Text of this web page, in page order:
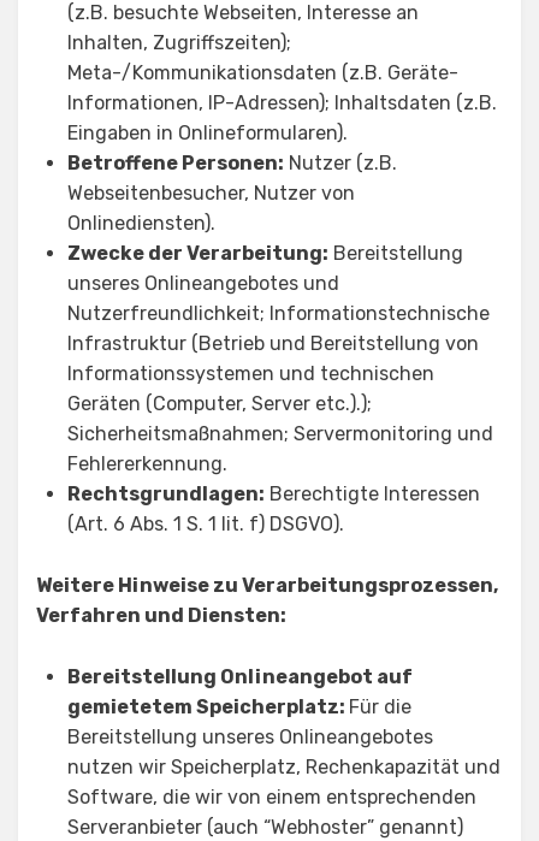
(z.B. besuchte Webseiten, Interesse an
Inhalten, Zugriffszeiten);
Meta-/Kommunikationsdaten (z.B. Geräte-
Informationen, IP-Adressen); Inhaltsdaten (z.B.
Eingaben in Onlineformularen).
Betroffene Personen: Nutzer (z.B.
Webseitenbesucher, Nutzer von
Onlinediensten).
Zwecke der Verarbeitung: Bereitstellung
unseres Onlineangebotes und
Nutzerfreundlichkeit; Informationstechnische
Infrastruktur (Betrieb und Bereitstellung von
Informationssystemen und technischen
Geräten (Computer, Server etc.).);
Sicherheitsmaßnahmen; Servermonitoring und
Fehlererkennung.
Rechtsgrundlagen: Berechtigte Interessen
(Art. 6 Abs. 1 S. 1 lit. f) DSGVO).
Weitere Hinweise zu Verarbeitungsprozessen,
Verfahren und Diensten:
Bereitstellung Onlineangebot auf
gemietetem Speicherplatz: Für die
Bereitstellung unseres Onlineangebotes
nutzen wir Speicherplatz, Rechenkapazität und
Software, die wir von einem entsprechenden
Serveranbieter (auch “Webhoster” genannt)